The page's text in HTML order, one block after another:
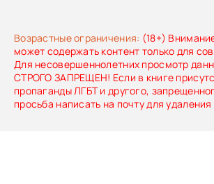
Возрастные ограничения: (18+)
может содержать контент только для
Для несовершеннолетних просмотр
СТРОГО ЗАПРЕЩЕН! Если в книге
пропаганды ЛГБТ и другого,
просьба написать на почту для